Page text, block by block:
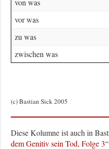
von was
vor was
zu was
zwischen was
(c) Bastian Sick 2005
Diese Kolumne ist auch in
dem Genitiv sein Tod, Folge 3